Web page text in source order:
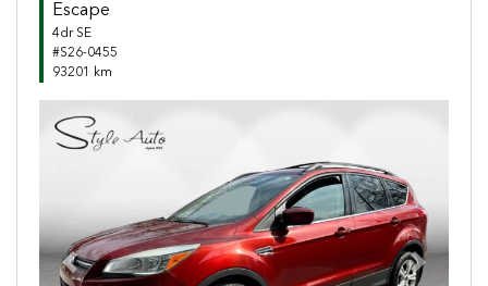
Escape
4dr SE
#S26-0455
93201 km
Previous Next